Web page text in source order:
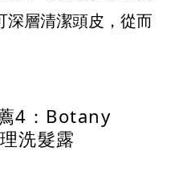
深層清潔頭皮，從而
4 ：Botany
洗髮露